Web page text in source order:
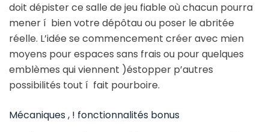
doit dépister ce salle de jeu fiable où chacun pourra
mener í bien votre dépôtau ou poser le abritée
réelle. L’idée se commencement créer avec mien
moyens pour espaces sans frais ou pour quelques
emblèmes qui viennent )éstopper p’autres
possibilités tout í fait pourboire.
Mécaniques , ! fonctionnalités bonus